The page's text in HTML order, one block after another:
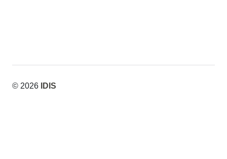
© 2026 IDIS